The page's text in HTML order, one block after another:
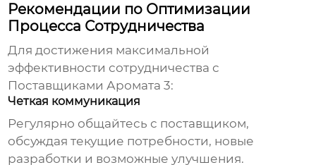
Рекомендации по Оптимизации
Процесса Сотрудничества
Для достижения максимальной
эффективности сотрудничества с
Поставщиками Аромата 3:
Четкая коммуникация
Регулярно общайтесь с поставщиком,
обсуждая текущие потребности, новые
разработки и возможные улучшения.